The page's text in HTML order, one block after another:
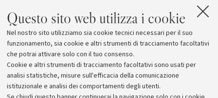
Questo sito web utilizza i cookie
Nel nostro sito utilizziamo sia cookie tecnici necessari per il suo
funzionamento, sia cookie e altri strumenti di tracciamento facoltativi
che potrai attivare solo con il tuo consenso.
Cookie e altri strumenti di tracciamento facoltativi sono usati per
analisi statistiche, misure sull'efficacia della comunicazione
istituzionale e analisi dei comportamenti degli utenti.